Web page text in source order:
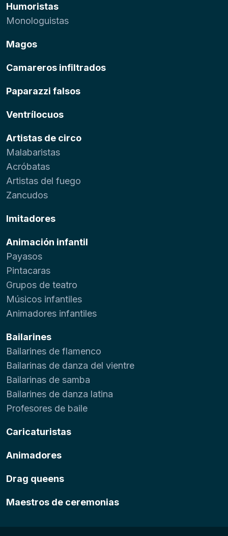
Humoristas
Monologuistas
Magos
Camareros infiltrados
Paparazzi falsos
Ventrílocuos
Artistas de circo
Malabaristas
Acróbatas
Artistas del fuego
Zancudos
Imitadores
Animación infantil
Payasos
Pintacaras
Grupos de teatro
Músicos infantiles
Animadores infantiles
Bailarines
Bailarines de flamenco
Bailarinas de danza del vientre
Bailarinas de samba
Bailarines de danza latina
Profesores de baile
Caricaturistas
Animadores
Drag queens
Maestros de ceremonias